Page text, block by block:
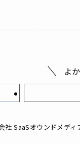
よ
社 SaaSオウンドメディ